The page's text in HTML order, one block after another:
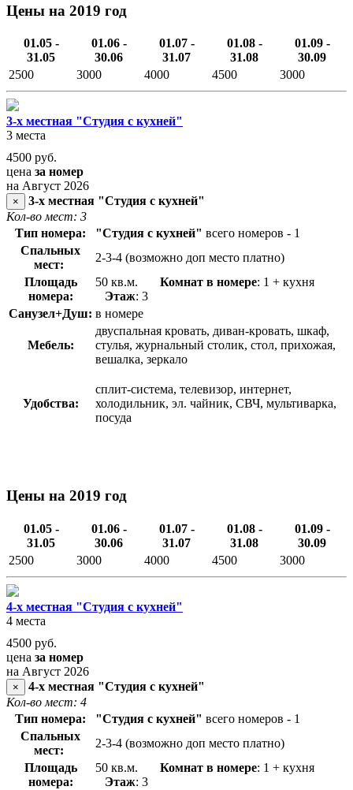
Цены на 2019 год
01.05 -
31.05
01.06 -
30.06
01.07 -
31.07
01.08 -
31.08
01.09 -
30.09
2500
3000 4000 4500 3000
3-х местная "Студия с кухней"
3 места
4500 руб.
цена за номер
на Август 2026
×
3-х местная "Студия с кухней"
Кол-во мест: 3
Тип номера:
"Студия с кухней" всего номеров - 1
Спальных
мест:
2-3-4 (возможно доп место платно)
Площадь
номера:
50 кв.м. Комнат в номере: 1 + кухня
Этаж: 3
Санузел+Душ: в номере
Мебель:
двуспальная кровать, диван-кровать, шкаф,
стулья, журнальный столик, стол, прихожая,
вешалка, зеркало
Удобства:
сплит-система, телевизор, интернет,
холодильник, эл. чайник, СВЧ, мультиварка,
посуда
Цены на 2019 год
01.05 -
31.05
01.06 -
30.06
01.07 -
31.07
01.08 -
31.08
01.09 -
30.09
2500
3000 4000 4500 3000
4-х местная "Студия с кухней"
4 места
4500 руб.
цена за номер
на Август 2026
×
4-х местная "Студия с кухней"
Кол-во мест: 4
Тип номера:
"Студия с кухней" всего номеров - 1
Спальных
мест:
2-3-4 (возможно доп место платно)
Площадь
номера:
50 кв.м. Комнат в номере: 1 + кухня
Этаж: 3